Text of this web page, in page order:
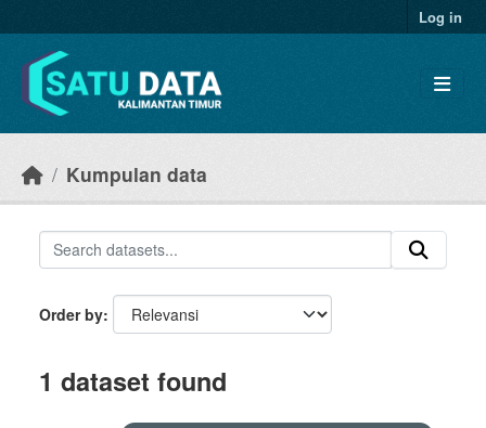
Log in
Kumpulan data
Order by
1 dataset found